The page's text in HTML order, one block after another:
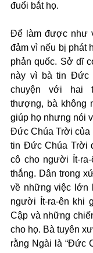
đuổi bắt họ.
Để làm được như
đảm vì nếu bị phát
phản quốc. Sở dĩ
này vì bà tin Đức
chuyện với hai
thượng, bà không
giúp họ nhưng nói
Đức Chúa Trời
tin Đức Chúa Trời
cô cho người Ít-
thắng. Dân trong
về những việc lớn
người Ít-ra-ên khi
Cập và những
cho họ. Bà tuyên
rằng Ngài là “Đức